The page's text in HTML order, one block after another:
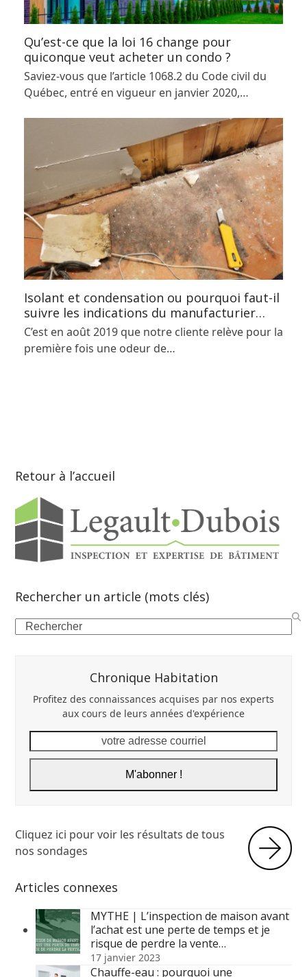
Qu’est-ce que la loi 16 change pour
quiconque veut acheter un condo ?
Saviez-vous que l’article 1068.2 du Code civil du
Québec, entré en vigueur en janvier 2020,…
Isolant et condensation ou pourquoi faut-il
suivre les indications du manufacturier…
C’est en août 2019 que notre cliente relève pour la
première fois une odeur de…
Retour à l’accueil
Rechercher un article (mots clés)
Search
Chronique Habitation
Profitez des connaissances acquises par nos experts
aux cours de leurs années d'expérience
adresse
M'abonner !
Cliquez ici pour voir les résultats de tous
nos sondages
Articles connexes
MYTHE | L’inspection de maison avant
l’achat est une perte de temps et je
risque de perdre la vente…
17 janvier 2023
Chauffe-eau : pourquoi une